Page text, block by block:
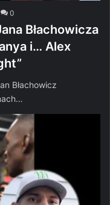
0
Błachowicza
i… Alex
Błachowicz